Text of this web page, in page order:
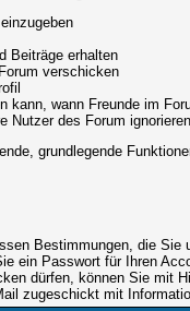
Beiträge erhalten
verschicken
kann, wann Freunde im
Nutzer des Forum
grundlegende
Bestimmungen, die
ein Passwort für Ihren
dürfen, können Sie mit
zugeschickt mit